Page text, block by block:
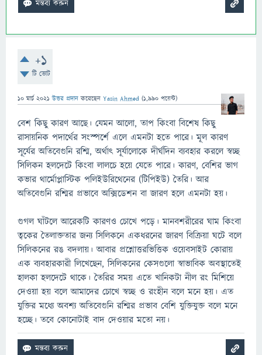
+1
টি ভোট
10 মার্চ 2021 উত্তর প্রদান করেছেন Yasin Ahmed (1,990 পয়েন্ট)
বেশ কিছু কারণ আছে। যেমন আলো, তাপ কিংবা বিশেষ কিছু
রাসায়নিক পদার্থের সংস্পর্শে এলে এমনটা হতে পারে। মূল কারণ
সূর্যের অতিবেগুনি রশ্মি, অর্থাৎ সূর্যালোকে দীর্ঘদিন ব্যবহার করলে স্বচ্ছ
সিলিকন হলদেটে কিংবা লালচে হয়ে যেতে পারে। কারণ, বেশির ভাগ
কভার থার্মোপ্লাস্টিক পলিইউরিথেনের (টিপিইউ) তৈরি। আর
অতিবেগুনি রশ্মির প্রভাবে অক্সিডেশন বা জারণ হলে এমনটা হয়।
গুগল ঘাঁটলে আরেকটি কারণও চোখে পড়ে। মানবশরীরের ঘাম কিংবা
ত্বকের তৈলাক্ততার জন্য সিলিকনে একধরনের জারণ বিক্রিয়া ঘটে বলে
সিলিকনের রঙ বদলায়। আবার প্রশ্নোত্তরভিত্তিক ওয়েবসাইট কোরায়
এক ব্যবহারকারী লিখেছেন, সিলিকনের কেসগুলো স্বাভাবিক অবস্থাতেই
হালকা হলদেটে থাকে। তৈরির সময় এতে খানিকটা নীল রং মিশিয়ে
দেওয়া হয় বলে আমাদের চোখে স্বচ্ছ ও রংহীন বলে মনে হয়। এত
যুক্তির মধ্যে অবশ্য অতিবেগুনি রশ্মির প্রভাব বেশি যুক্তিযুক্ত বলে মনে
হচ্ছে। তবে কোনোটাই বাদ দেওয়ার মতো নয়।